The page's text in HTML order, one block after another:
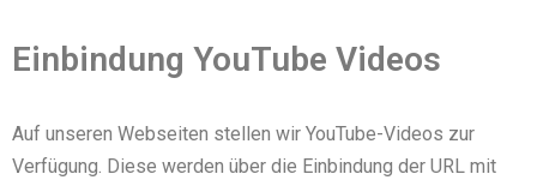
Einbindung YouTube Videos
Auf unseren Webseiten stellen wir YouTube-Videos zur
Verfügung. Diese werden über die Einbindung der URL mit